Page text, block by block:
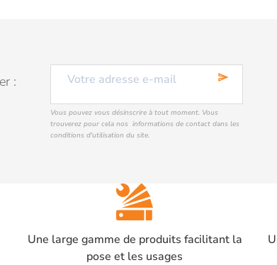
: send
Vous pouvez vous désinscrire à tout moment. Vous
trouverez pour cela nos informations de contact dans les
conditions d'utilisation du site.
Une large gamme de produits facilitant la
pose et les usages